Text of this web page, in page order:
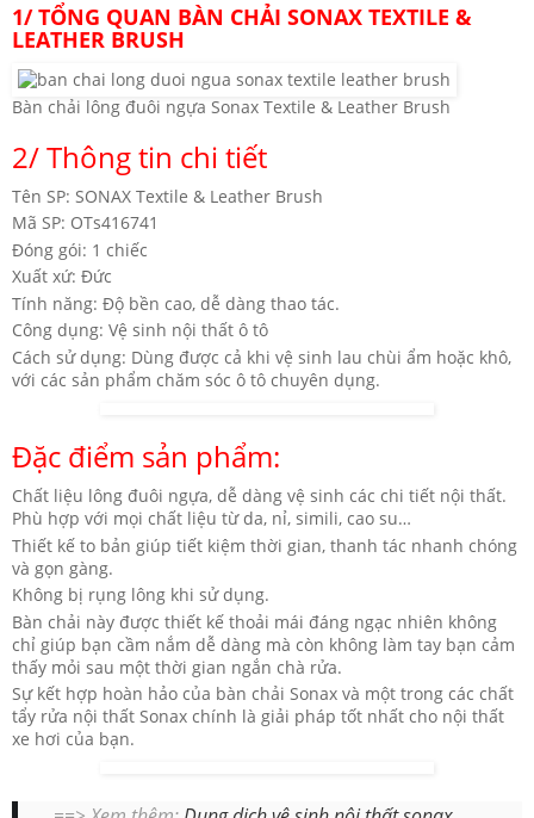
1/ TỔNG QUAN BÀN CHẢI SONAX TEXTILE &
LEATHER BRUSH
Bàn chải lông đuôi ngựa Sonax Textile & Leather Brush
2/ Thông tin chi tiết
Tên SP: SONAX Textile & Leather Brush
Mã SP: OTs416741
Đóng gói: 1 chiếc
Xuất xứ: Đức
Tính năng: Độ bền cao, dễ dàng thao tác.
Công dụng: Vệ sinh nội thất ô tô
Cách sử dụng: Dùng được cả khi vệ sinh lau chùi ẩm hoặc khô,
với các sản phẩm chăm sóc ô tô chuyên dụng.
Đặc điểm sản phẩm:
Chất liệu lông đuôi ngựa, dễ dàng vệ sinh các chi tiết nội thất.
Phù hợp với mọi chất liệu từ da, nỉ, simili, cao su…
Thiết kế to bản giúp tiết kiệm thời gian, thanh tác nhanh chóng
và gọn gàng.
Không bị rụng lông khi sử dụng.
Bàn chải này được thiết kế thoải mái đáng ngạc nhiên không
chỉ giúp bạn cầm nắm dễ dàng mà còn không làm tay bạn cảm
thấy mỏi sau một thời gian ngắn chà rửa.
Sự kết hợp hoàn hảo của bàn chải Sonax và một trong các chất
tẩy rửa nội thất Sonax chính là giải pháp tốt nhất cho nội thất
xe hơi của bạn.